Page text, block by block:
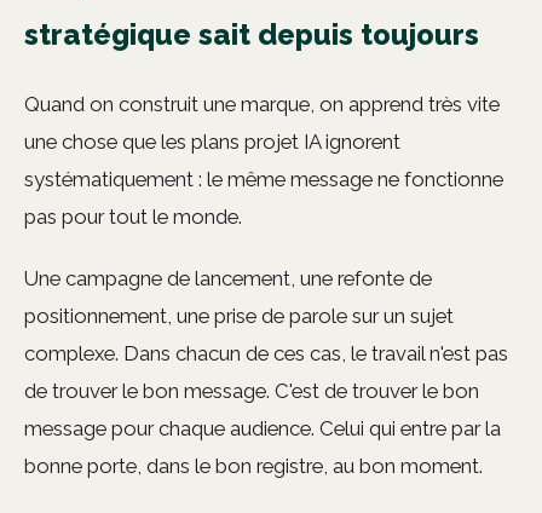
stratégique sait depuis toujours
Quand on construit une marque, on apprend très vite
une chose que les plans projet IA ignorent
systématiquement : le même message ne fonctionne
pas pour tout le monde.
Une campagne de lancement, une refonte de
positionnement, une prise de parole sur un sujet
complexe. Dans chacun de ces cas, le travail n'est pas
de trouver le bon message. C'est de trouver le bon
message pour chaque audience. Celui qui entre par la
bonne porte, dans le bon registre, au bon moment.